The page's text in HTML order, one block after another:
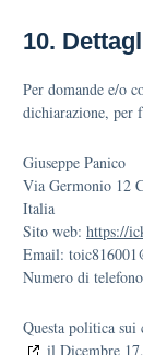
10.
Per domande e/o
dichiarazione, per
Giuseppe Panico
Via Germonio 12
Italia
Sito web: https://
Email:
Numero di
Questa politica sui
il Dicembre